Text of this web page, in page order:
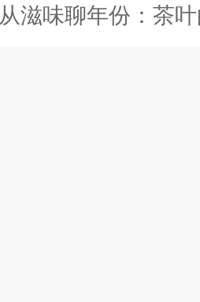
从滋味聊年份：茶叶的“